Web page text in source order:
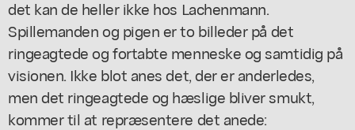
det kan de heller ikke hos Lachenmann.
Spillemanden og pigen er to billeder på det
ringeagtede og fortabte menneske og samtidig på
visionen. Ikke blot anes det, der er anderledes,
men det ringeagtede og hæslige bliver smukt,
kommer til at repræsentere det anede: